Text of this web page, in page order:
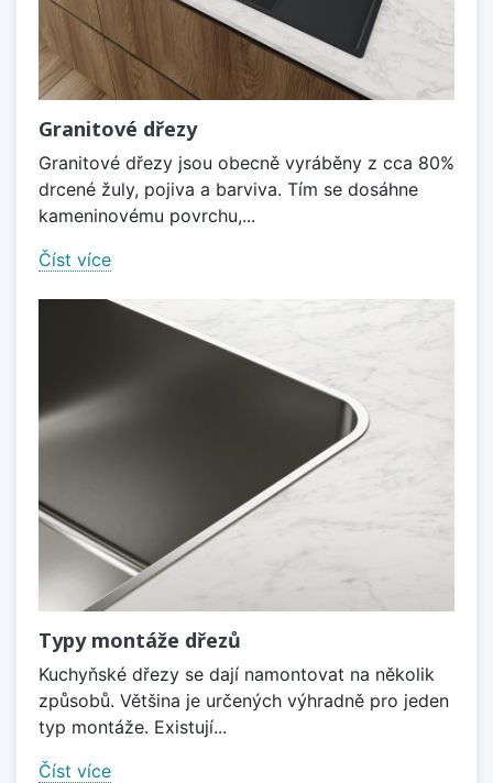
Granitové dřezy
Granitové dřezy jsou obecně vyráběny z cca 80%
drcené žuly, pojiva a barviva. Tím se dosáhne
kameninovému povrchu,...
Číst více
Typy montáže dřezů
Kuchyňské dřezy se dají namontovat na několik
způsobů. Většina je určených výhradně pro jeden
typ montáže. Existují...
Číst více